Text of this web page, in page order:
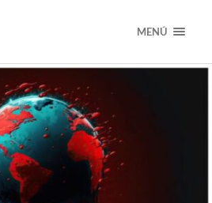
MENÚ